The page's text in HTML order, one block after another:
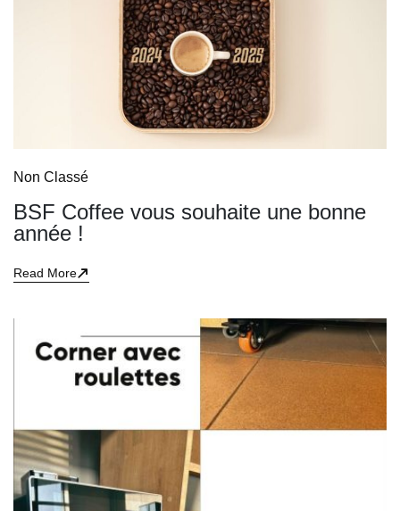
Non Classé
BSF Coffee vous souhaite une bonne
année !
Read More